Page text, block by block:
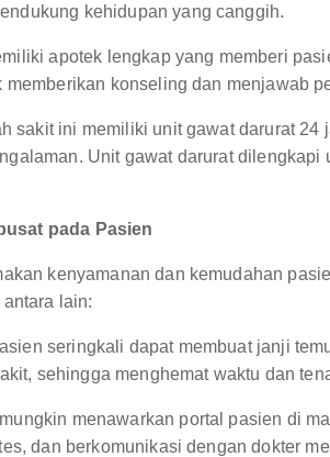
kehidupan yang canggih.
apotek lengkap yang memberi
memberikan konseling dan menjawab
sakit ini memiliki unit gawat darurat 24
Unit gawat darurat
pada Pasien
kenyamanan dan kemudahan
lain:
seringkali dapat membuat janji
sehingga menghemat waktu dan
menawarkan portal pasien di
dan berkomunikasi dengan dokter